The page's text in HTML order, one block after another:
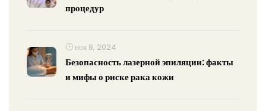
процедур
ноя 8, 2024
Безопасность лазерной эпиляции: факты
и мифы о риске рака кожи